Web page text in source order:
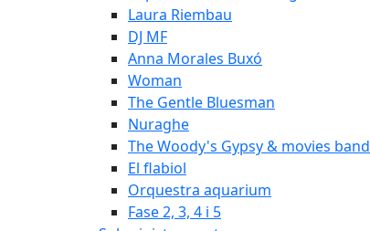
Laura Riembau
DJ MF
Anna Morales Buxó
Woman
The Gentle Bluesman
Nuraghe
The Woody's Gypsy & movies band
El flabiol
Orquestra aquarium
Fase 2, 3, 4 i 5